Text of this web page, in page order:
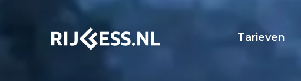
Tarieven